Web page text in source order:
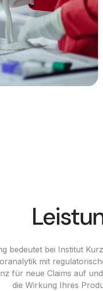
bedeutet bei Institut
mit
für neue Claims auf
die Wirkung Ihres